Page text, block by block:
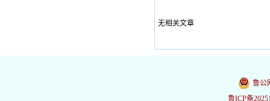
无相关文章
鲁公
鲁ICP备